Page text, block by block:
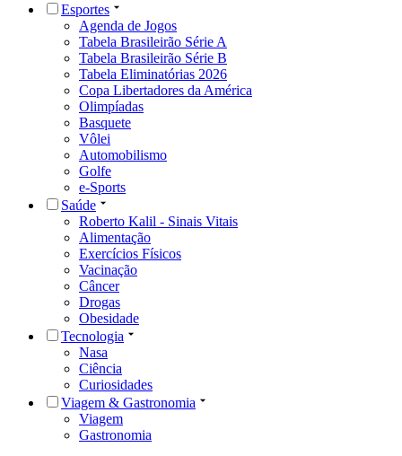
Esportes
Agenda de Jogos
Tabela Brasileirão Série A
Tabela Brasileirão Série B
Tabela Eliminatórias 2026
Copa Libertadores da América
Olimpíadas
Basquete
Vôlei
Automobilismo
Golfe
e-Sports
Saúde
Roberto Kalil - Sinais Vitais
Alimentação
Exercícios Físicos
Vacinação
Câncer
Drogas
Obesidade
Tecnologia
Nasa
Ciência
Curiosidades
Viagem & Gastronomia
Viagem
Gastronomia